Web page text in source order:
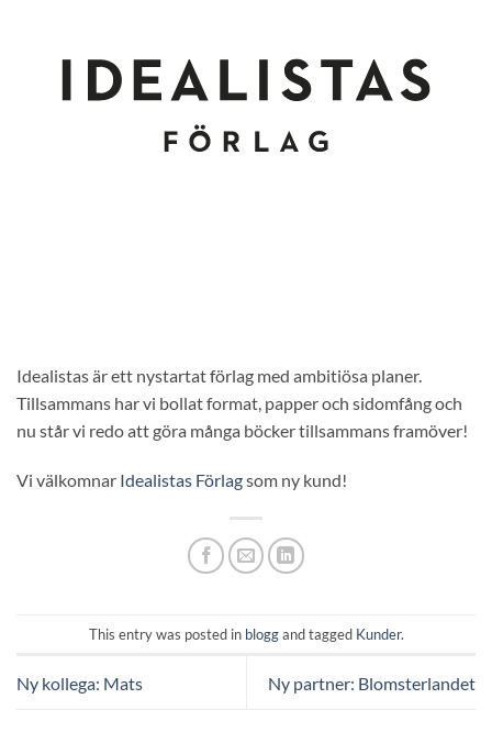
Idealistas är ett nystartat förlag med ambitiösa planer.
Tillsammans har vi bollat format, papper och sidomfång och
nu står vi redo att göra många böcker tillsammans framöver!
Vi välkomnar Idealistas Förlagsom ny kund!
This entry was posted in bloggand tagged Kunder.
Ny kollega: Mats Ny partner: Blomsterlandet